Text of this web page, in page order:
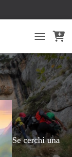
TOGGLE
Se cerchi una